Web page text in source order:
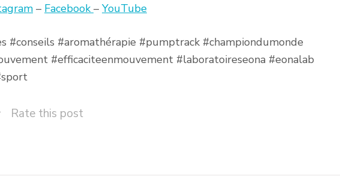
– Facebook– YouTube
#conseils #aromathérapie #pumptrack #championdumonde
#efficaciteenmouvement #laboratoireseona #eonalab
Rate this post